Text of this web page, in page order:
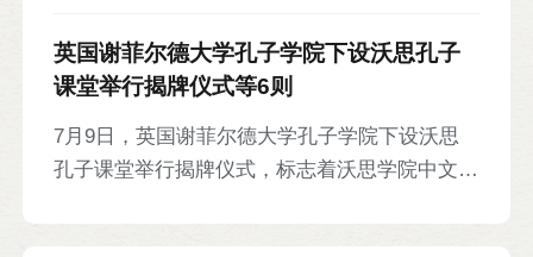
障、中国企业在东部经济走廊的发展趋势及人才
需求等议题展开交流与研讨。中国国际中文教育
基金会副理事长、秘书长赵灵山，温州医科大学
校长李校堃，温州大学校长赵敏通过视频致辞。
泰国东部经济走廊政策委员会办公室助理秘书长
英国谢菲尔德大学孔子学院下设沃思孔子
课堂举行揭牌仪式等6则
7月9日，英国谢菲尔德大学孔子学院下设沃思
孔子课堂举行揭牌仪式，标志着沃思学院中文教